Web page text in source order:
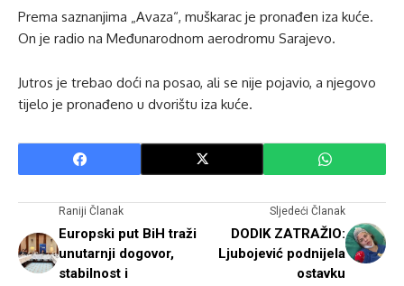
Prema saznanjima „Avaza“, muškarac je pronađen iza kuće.
On je radio na Međunarodnom aerodromu Sarajevo.
Jutros je trebao doći na posao, ali se nije pojavio, a njegovo
tijelo je pronađeno u dvorištu iza kuće.
Raniji Članak
Europski put BiH traži
unutarnji dogovor,
stabilnost i
Sljedeći Članak
DODIK ZATRAŽIO:
Ljubojević podnijela
ostavku